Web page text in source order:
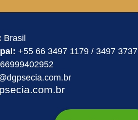
Brasil
+55 66 3497 1179 / 3497 3737